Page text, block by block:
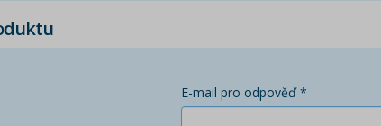
E-mail pro odpověď *